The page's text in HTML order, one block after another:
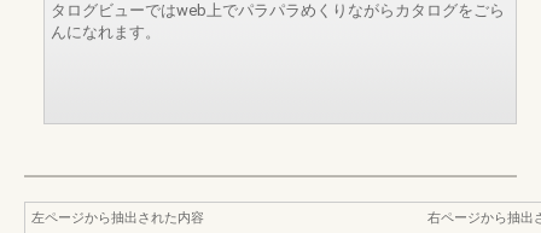
タログビューではweb上でパラパラめくりながらカタログをごら
んになれます。
左ページから抽出された内容
右ページから抽出